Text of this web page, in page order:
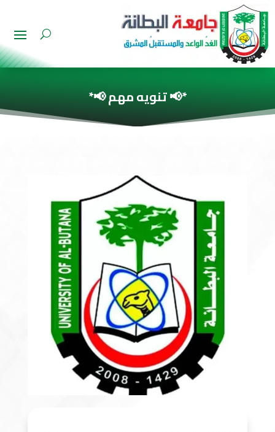
*📢 تنويه مهم 📢*